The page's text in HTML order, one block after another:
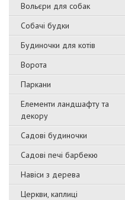
Вольєри для собак
Собачі будки
Будиночки для котів
Ворота
Паркани
Елементи ландшафту та
декору
Садові будиночки
Садові печі барбекю
Навіси з дерева
Церкви, каплиці